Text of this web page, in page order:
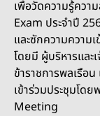
เพื่อวัดความรู้ควา
Exam ประจำปี
และซักความความ
โดยมี ผู้บริหารแล
ข้าราชการพลเรือ
เข้าร่วมประชุมโด
Meeting